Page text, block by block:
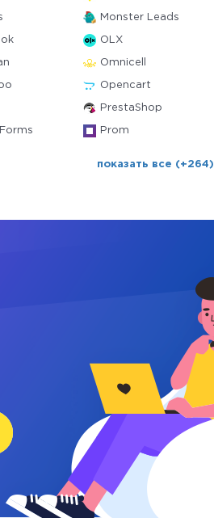
Monster Leads
OLX
Omnicell
Opencart
PrestaShop
Prom
показать все (+264)